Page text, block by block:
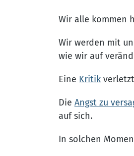
Wir alle kommen
Wir werden mit
wie wir auf
Eine Kritik
Die Angst zu
auf sich.
In solchen